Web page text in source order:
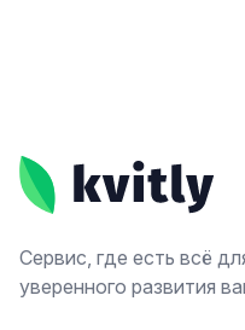
Сервис, где есть всё
уверенного развития